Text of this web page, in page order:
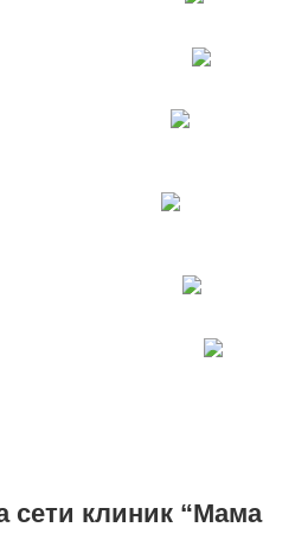
сети клиник “Мама